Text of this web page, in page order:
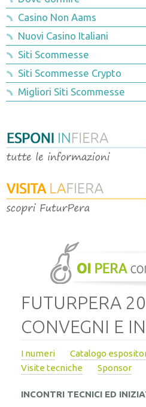
Casino Non Aams
Nuovi Casino Italiani
Siti Scommesse
Siti Scommesse Crypto
Migliori Siti Scommesse
FUTURPERA
CONVEGNI E
I numeri Catalogo
Visite tecniche
Sponsor
INCONTRI TECNICI ED
Catalogo espositori
Convegni e incontri
Visite tecniche
Sponsor
Rassegna stampa 2015-2016